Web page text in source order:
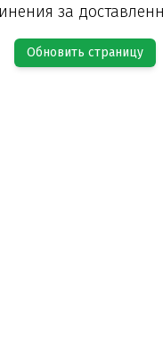
за
Обновить страницу